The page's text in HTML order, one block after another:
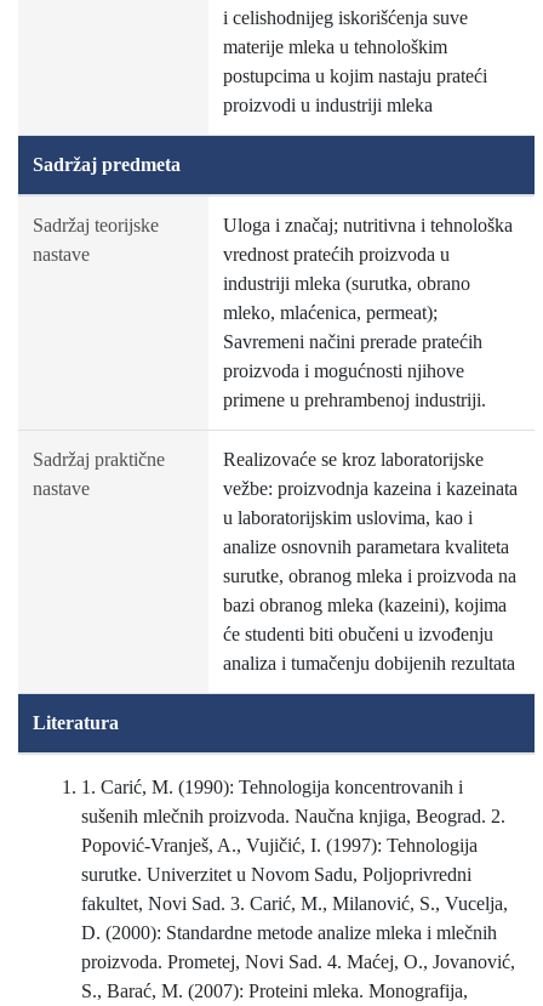
i celishodnijeg iskorišćenja suve
materije mleka u tehnološkim
postupcima u kojim nastaju prateći
proizvodi u industriji mleka
Sadržaj predmeta
Sadržaj teorijske
nastave
Uloga i značaj; nutritivna i tehnološka
vrednost pratećih proizvoda u
industriji mleka (surutka, obrano
mleko, mlaćenica, permeat);
Savremeni načini prerade pratećih
proizvoda i mogućnosti njihove
primene u prehrambenoj industriji.
Sadržaj praktične
nastave
Realizovaće se kroz laboratorijske
vežbe: proizvodnja kazeina i kazeinata
u laboratorijskim uslovima, kao i
analize osnovnih parametara kvaliteta
surutke, obranog mleka i proizvoda na
bazi obranog mleka (kazeini), kojima
će studenti biti obučeni u izvođenju
analiza i tumačenju dobijenih rezultata
Literatura
1. Carić, M. (1990): Tehnologija koncentrovanih i
sušenih mlečnih proizvoda. Naučna knjiga, Beograd. 2.
Popović-Vranješ, A., Vujičić, I. (1997): Tehnologija
surutke. Univerzitet u Novom Sadu, Poljoprivredni
fakultet, Novi Sad. 3. Carić, M., Milanović, S., Vucelja,
D. (2000): Standardne metode analize mleka i mlečnih
proizvoda. Prometej, Novi Sad. 4. Maćej, O., Jovanović,
S., Barać, M. (2007): Proteini mleka. Monografija,